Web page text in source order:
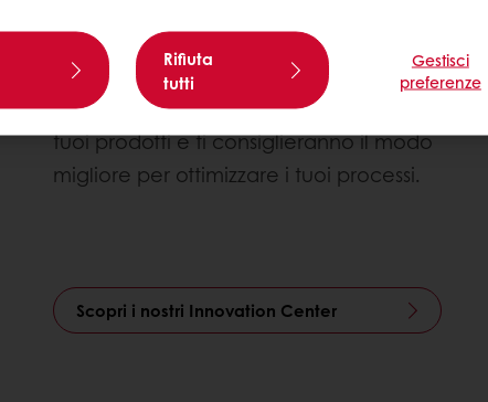
nostri esperti sono pronti a collaborare
con te esplorando nuove idee e
tecniche. Ti aiuteranno a perfezionare i
tuoi prodotti e ti consiglieranno il modo
migliore per ottimizzare i tuoi processi.
Scopri i nostri Innovation Center
Rifiuta
tutti
Gestisci
preferenze